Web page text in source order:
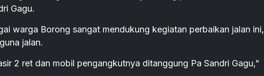
Gagu.
warga Borong sangat mendukung kegiatan perbaikan jalan ini,
jalan.
2 ret dan mobil pengangkutnya ditanggung Pa Sandri Gagu,"